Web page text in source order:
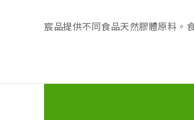
宸品提供不同食品天然膠體原料。